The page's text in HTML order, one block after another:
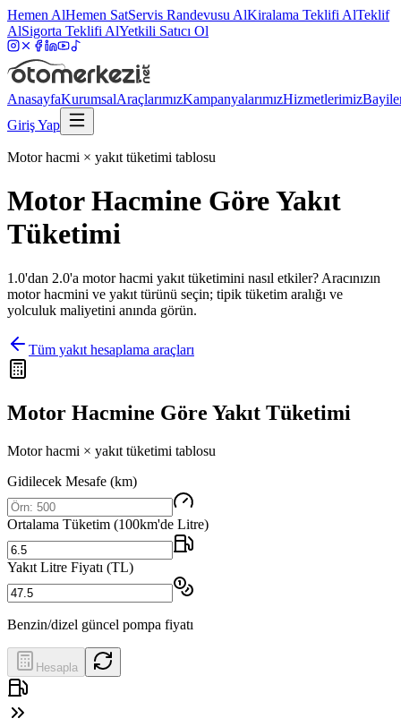
Hemen AlHemen SatServis Randevusu AlKiralama Teklifi AlTeklif
AlSigorta Teklifi AlYetkili Satıcı Ol
AnasayfaKurumsalAraçlarımızKampanyalarımızHizmetlerimiz
Giriş Yap
Motor hacmi × yakıt tüketimi tablosu
Motor Hacmine Göre Yakıt
Tüketimi
1.0'dan 2.0'a motor hacmi yakıt tüketimini nasıl etkiler? Aracınızın
motor hacmini ve yakıt türünü seçin; tipik tüketim aralığı ve
yolculuk maliyetini anında görün.
Tüm yakıt hesaplama araçları
Motor Hacmine Göre Yakıt Tüketimi
Motor hacmi × yakıt tüketimi tablosu
Gidilecek Mesafe (km)
Ortalama Tüketim (100km'de Litre)
Yakıt Litre Fiyatı (TL)
Benzin/dizel güncel pompa fiyatı
Hesapla